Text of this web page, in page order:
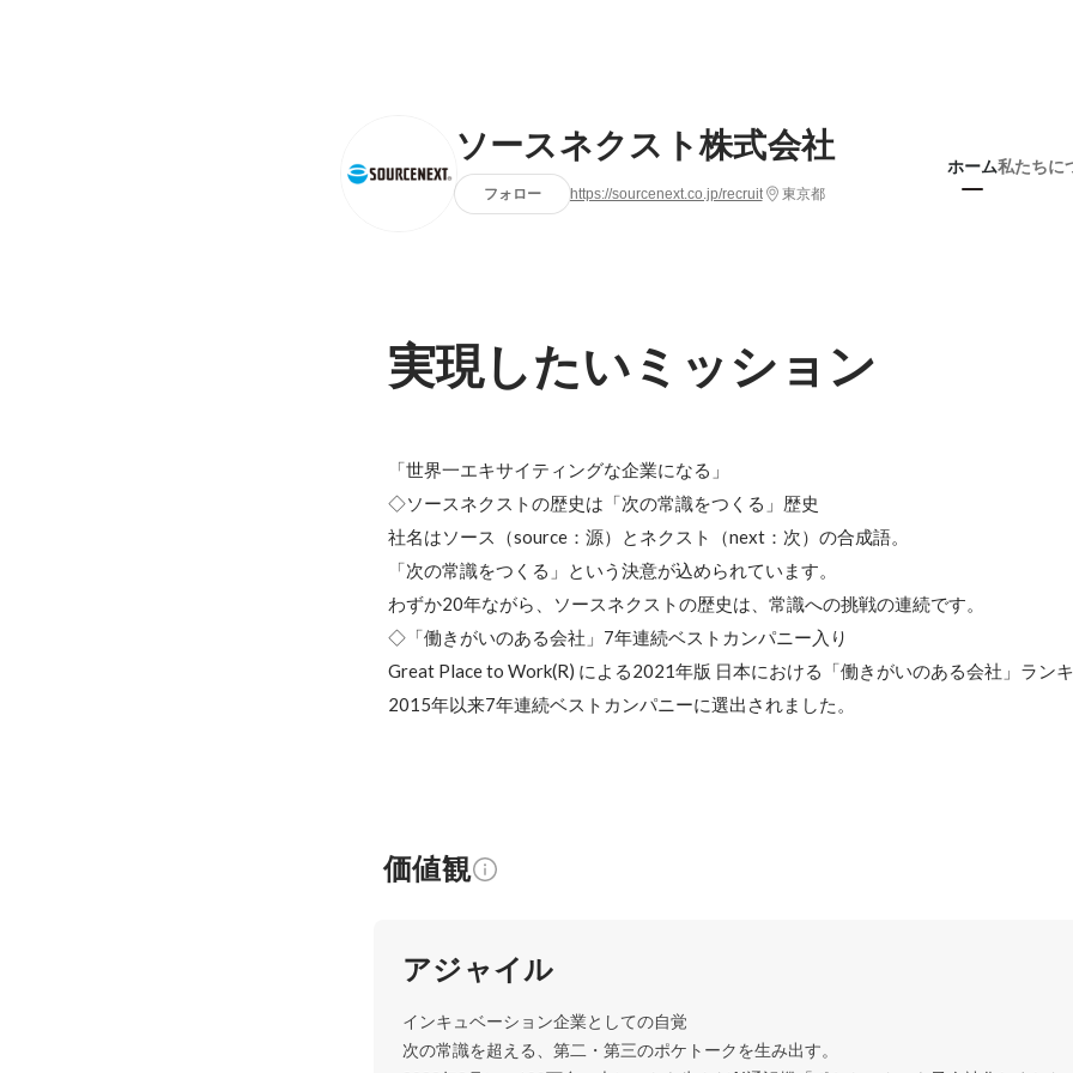
ソースネクスト株式会社
フォロー https://sourcenext.co.jp/recruit 東京都
ホーム私たちに
実現したいミッション
「世界一エキサイティングな企業になる」
◇ソースネクストの歴史は「次の常識をつくる」歴史
社名はソース（source：源）とネクスト（next：次）の合成語。
「次の常識をつくる」という決意が込められています。
わずか20年ながら、ソースネクストの歴史は、常識への挑戦の連続です。
◇「働きがいのある会社」7年連続ベストカンパニー入り
Great Place to Work(R) による2021年版 日本における「働きがいのある会社」ランキ
価値観
アジャイル
インキュベーション企業としての自覚
次の常識を超える、第二・第三のポケトークを生み出す。